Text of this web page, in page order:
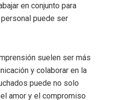
en conjunto para
puede ser
suelen ser más
y colaborar en la
puede no solo
amor y el compromiso